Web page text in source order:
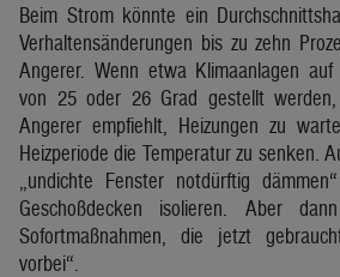
Beim Strom könnte ein
Verhaltensänderungen bis zu zehn
Angerer. Wenn etwa Klimaanlagen
von 25 oder 26 Grad gestellt
Angerer empfiehlt, Heizungen zu
Heizperiode die Temperatur zu senken.
„undichte Fenster notdürftig
Geschoßdecken isolieren. Aber
Sofortmaßnahmen, die jetzt
vorbei“.